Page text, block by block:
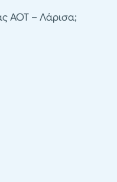
ΑΟΤ – Λάρισα;